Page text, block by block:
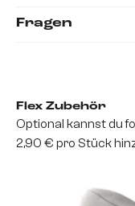
Fragen
Flex Zubehör
Optional kannst du
2,90 € pro Stück